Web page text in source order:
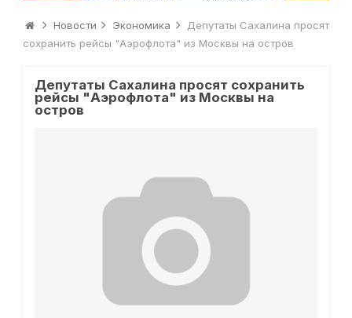
Новости Экономика
Депутаты Сахалина просят
сохранить рейсы "Аэрофлота" из Москвы на остров
Депутаты Сахалина просят сохранить
рейсы "Аэрофлота" из Москвы на
остров